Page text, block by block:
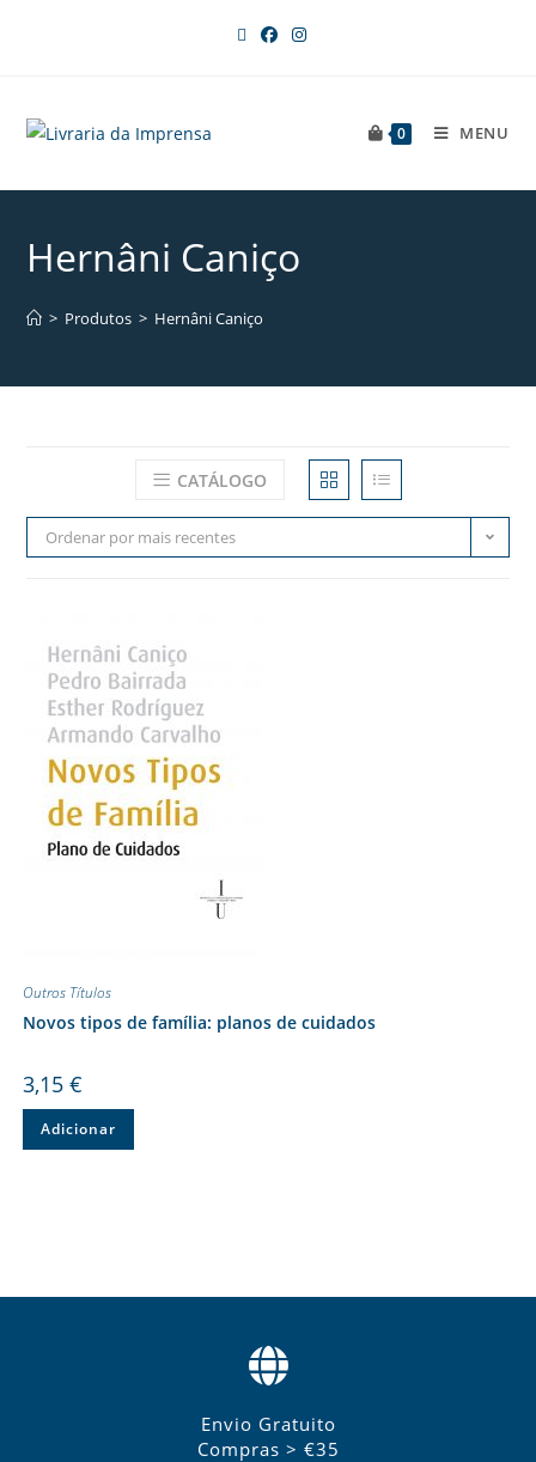
0 MENU
Hernâni Caniço
> Produtos > Hernâni Caniço
CATÁLOGO
Ordenar por mais recentes
Outros Títulos
Novos tipos de família: planos de cuidados
3,15 €
Adicionar
Envio Gratuito
Compras > €35